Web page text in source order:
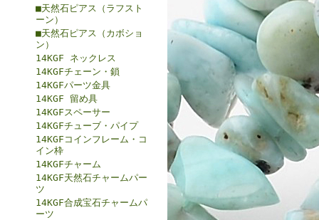
■天然石ピアス（ラフスト
ーン）
■天然石ピアス（カボショ
ン）
14KGF ネックレス
14KGFチェーン・鎖
14KGFパーツ金具
14KGF 留め具
14KGFスペーサー
14KGFチューブ・パイプ
14KGFコインフレーム・コ
イン枠
14KGFチャーム
14KGF天然石チャームパー
ツ
14KGF合成宝石チャームパ
ーツ